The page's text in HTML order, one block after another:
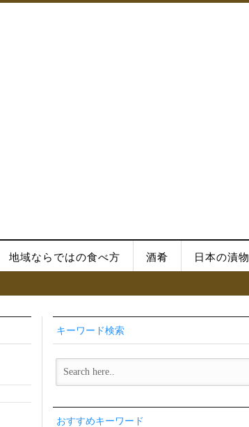
地域ならではの食べ方 酒肴 日本の漬物
キーワード検索
おすすめキーワード